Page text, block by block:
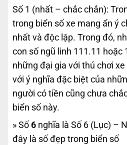
Số 1 (nhất – chắc chắn):
trong biển số xe mang ẩn ý
nhất và độc lập. Trong đó,
con số ngũ linh 111.11 hoặc
những đại gia với thú chơi
với ý nghĩa đặc biệt của
người có tiền cũng chưa
biển số này.
» Số 6 nghĩa là Số 6 (Lục) –
đây là số đẹp trong biển số